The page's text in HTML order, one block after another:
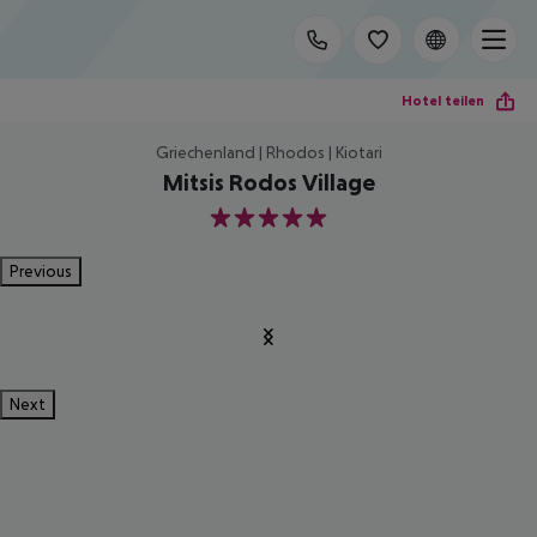
Hotel teilen
Griechenland | Rhodos | Kiotari
Mitsis Rodos Village
5
Previous
Next